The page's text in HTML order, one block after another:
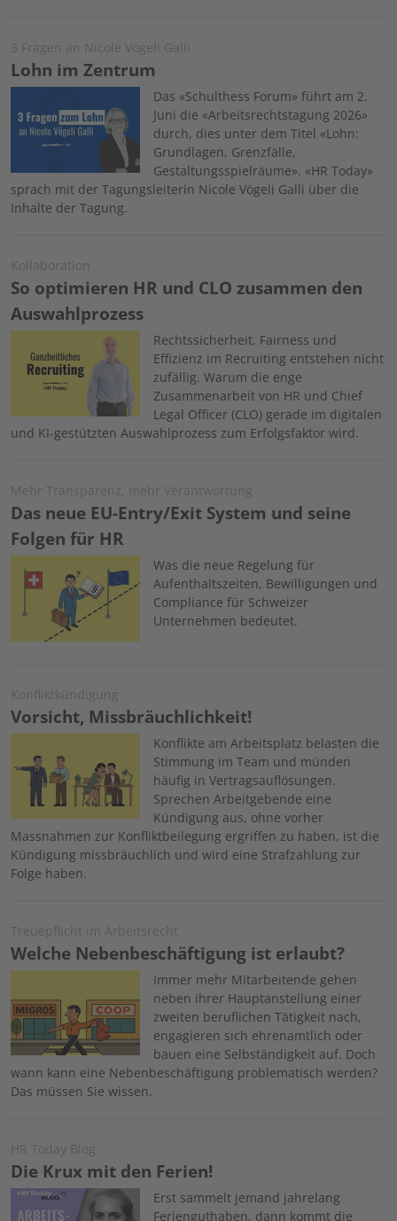
3 Fragen an Nicole Vögeli Galli
Lohn im Zentrum
Das «Schulthess Forum» führt am 2.
Juni die «Arbeitsrechtstagung 2026»
durch, dies unter dem Titel «Lohn:
Grundlagen, Grenzfälle,
Gestaltungsspielräume». «HR Today»
sprach mit der Tagungsleiterin Nicole Vögeli Galli über die
Inhalte der Tagung.
Kollaboration
So optimieren HR und CLO zusammen den
Auswahlprozess
Rechtssicherheit, Fairness und
Effizienz im Recruiting entstehen nicht
zufällig. Warum die enge
Zusammenarbeit von HR und Chief
Legal Officer (CLO) gerade im digitalen
und KI-gestützten Auswahlprozess zum Erfolgsfaktor wird.
Mehr Transparenz, mehr Verantwortung
Das neue EU-Entry/Exit System und seine
Folgen für HR
Image
Was die neue Regelung für
Aufenthaltszeiten, Bewilligungen und
Compliance für Schweizer
Unternehmen bedeutet.
Konfliktkündigung
Vorsicht, Missbräuchlichkeit!
Konflikte am Arbeitsplatz belasten die
Stimmung im Team und münden
häufig in Vertragsauflösungen.
Sprechen Arbeitgebende eine
Kündigung aus, ohne vorher
Massnahmen zur Konfliktbeilegung ergriffen zu haben, ist die
Kündigung missbräuchlich und wird eine Strafzahlung zur
Folge haben.
Treuepflicht im Arbeitsrecht
Welche Nebenbeschäftigung ist erlaubt?
Immer mehr Mitarbeitende gehen
neben ihrer Hauptanstellung einer
zweiten beruflichen Tätigkeit nach,
engagieren sich ehrenamtlich oder
bauen eine Selbständigkeit auf. Doch
wann kann eine Nebenbeschäftigung problematisch werden?
Das müssen Sie wissen.
HR Today Blog
Die Krux mit den Ferien!
Image
Erst sammelt jemand jahrelang
Ferienguthaben, dann kommt die